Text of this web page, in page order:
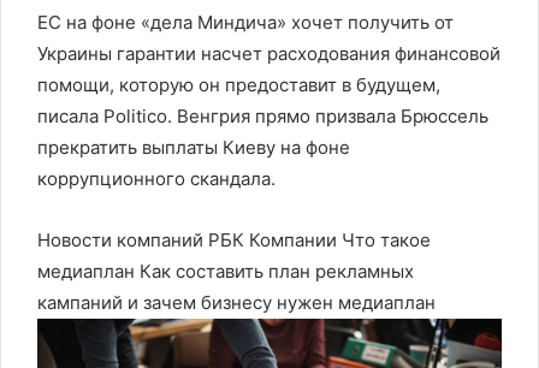
ЕС на фоне «дела Миндича» хочет получить от
Украины гарантии насчет расходования финансовой
помощи, которую он предоставит в будущем,
писала Politico. Венгрия прямо призвала Брюссель
прекратить выплаты Киеву на фоне
коррупционного скандала.
Новости компаний РБК Компании Что такое
медиаплан Как составить план рекламных
кампаний и зачем бизнесу нужен медиаплан